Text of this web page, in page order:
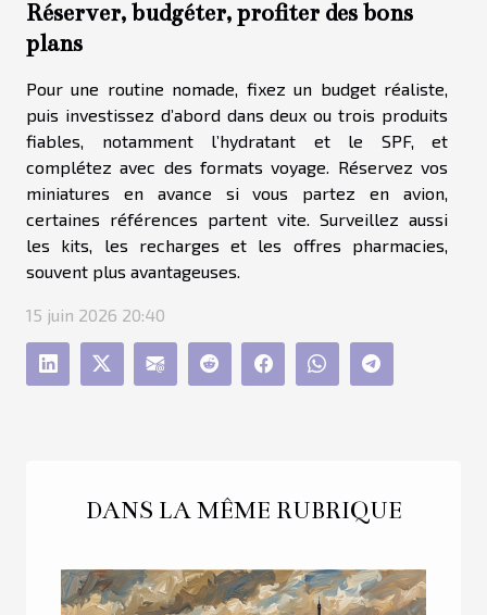
Réserver, budgéter, profiter des bons
plans
Pour une routine nomade, fixez un budget réaliste,
puis investissez d’abord dans deux ou trois produits
fiables, notamment l’hydratant et le SPF, et
complétez avec des formats voyage. Réservez vos
miniatures en avance si vous partez en avion,
certaines références partent vite. Surveillez aussi
les kits, les recharges et les offres pharmacies,
souvent plus avantageuses.
15 juin 2026 20:40
DANS LA MÊME RUBRIQUE